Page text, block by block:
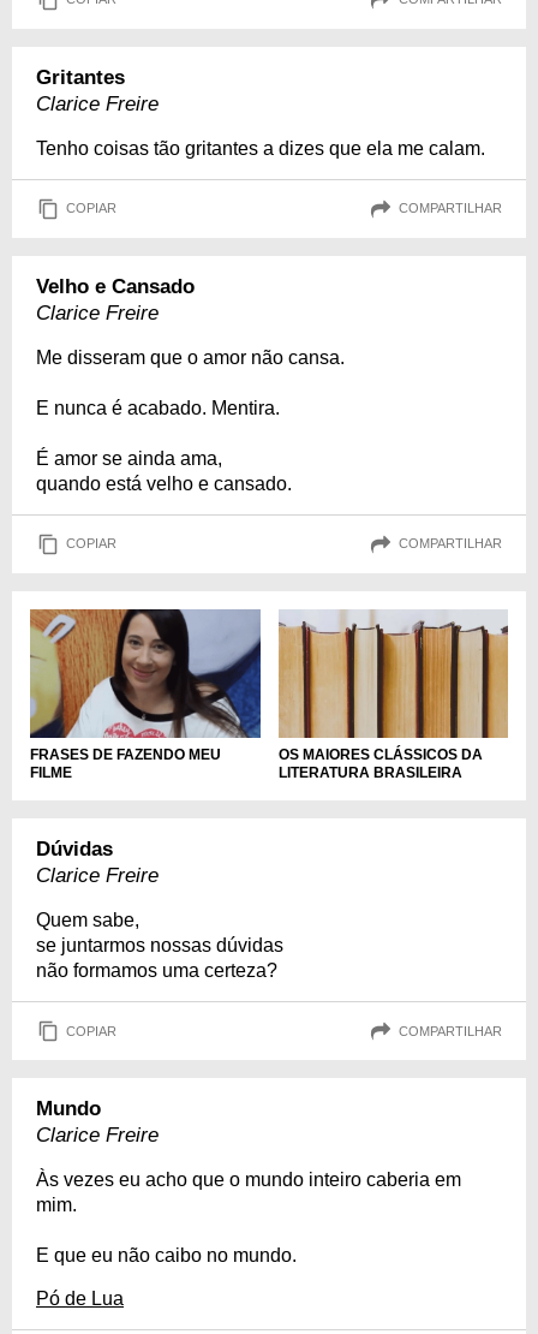
Gritantes
Clarice Freire
Tenho coisas tão gritantes a dizes que ela me calam.
COPIAR COMPARTILHAR
Velho e Cansado
Clarice Freire
Me disseram que o amor não cansa.
E nunca é acabado. Mentira.
É amor se ainda ama,
quando está velho e cansado.
COPIAR COMPARTILHAR
FRASES DE FAZENDO MEU
FILME
OS MAIORES CLÁSSICOS DA
LITERATURA BRASILEIRA
Dúvidas
Clarice Freire
Quem sabe,
se juntarmos nossas dúvidas
não formamos uma certeza?
COPIAR COMPARTILHAR
Mundo
Clarice Freire
Às vezes eu acho que o mundo inteiro caberia em
mim.
E que eu não caibo no mundo.
Pó de Lua